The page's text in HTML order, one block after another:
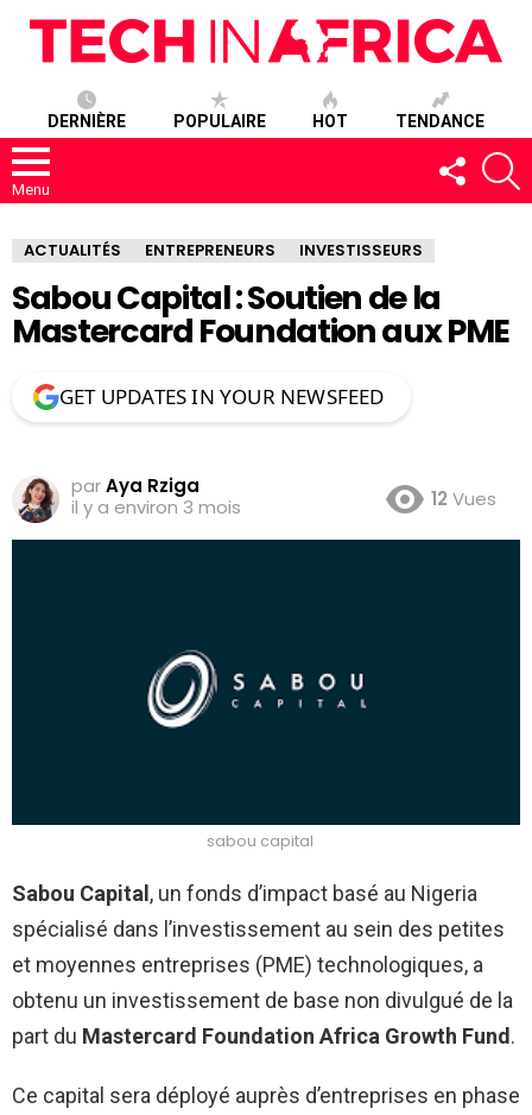
DERNIÈRE POPULAIRE HOT TENDANCE
Menu
SUIVEZ-
NOUS
ACTUALITÉS ENTREPRENEURS INVESTISSEURS
Sabou Capital : Soutien de la
Mastercard Foundation aux PME
GET UPDATES IN YOUR NEWSFEED
parAya Rziga
il y a environ 3 mois
12 Vues
sabou capital
Sabou Capital , un fonds d’impact basé au Nigeria
spécialisé dans l’investissement au sein des petites
et moyennes entreprises (PME) technologiques, a
obtenu un investissement de base non divulgué de la
part du Mastercard Foundation Africa Growth Fund.
Ce capital sera déployé auprès d’entreprises en phase